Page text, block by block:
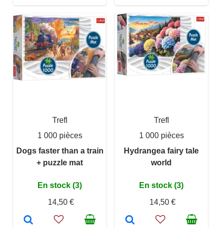
Trefl
1 000 pièces
Dogs faster than a train
+ puzzle mat
En stock (3)
14,50 €
Trefl
1 000 pièces
Hydrangea fairy tale
world
En stock (3)
14,50 €